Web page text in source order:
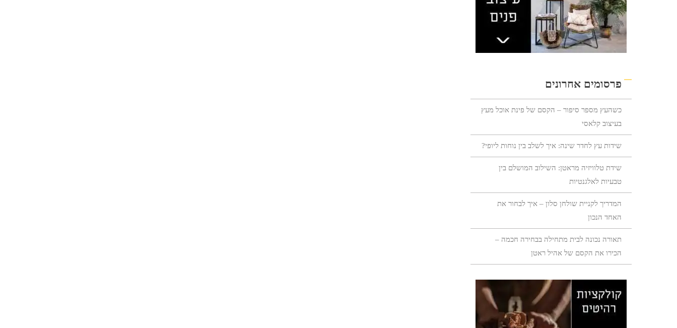
פרסומים אחרונים
כשהעץ מספר סיפור – הקסם של פינת אוכל מעץ
בעיצוב קלאסי
שידות עץ לחדר שינה: איך לשלב בין נוחות ליופי?
שידת טלוויזיה מראטן: השילוב המושלם בין
טבעיות לאלגנטיות
המדריך לקניית שולחן סלון – איך לבחור את
האחד הנכון
תאורה נכונה לבית מתחילה בבחירה חכמה –
הכירו את הקסם של אהיל ראטן